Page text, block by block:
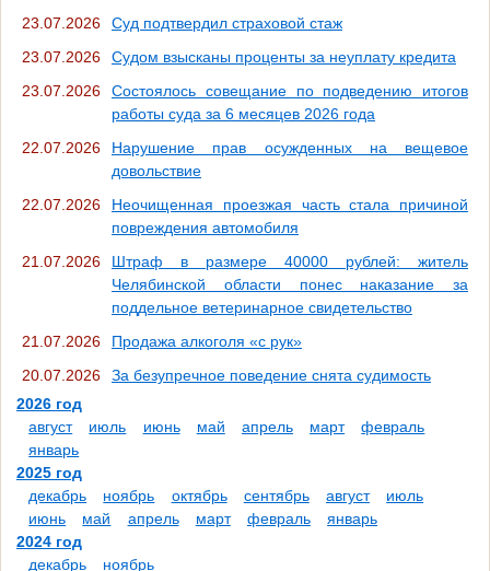
23.07.2026
Суд подтвердил страховой стаж
23.07.2026
Судом взысканы проценты за неуплату кредита
23.07.2026
Состоялось совещание по подведению итогов
работы суда за 6 месяцев 2026 года
22.07.2026
Нарушение прав осужденных на вещевое
довольствие
22.07.2026
Неочищенная проезжая часть стала причиной
повреждения автомобиля
21.07.2026
Штраф в размере 40000 рублей: житель
Челябинской области понес наказание за
поддельное ветеринарное свидетельство
21.07.2026
Продажа алкоголя «с рук»
20.07.2026
За безупречное поведение снята судимость
2026 год
август
июль июнь май апрель март
февраль
январь
2025 год
декабрь
ноябрь октябрь сентябрь август
июль
июнь
май апрель март февраль
январь
2024 год
декабрь
ноябрь